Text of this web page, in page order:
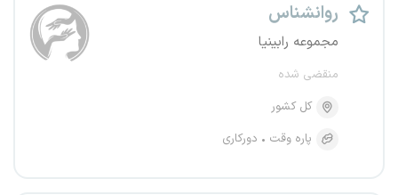
روانشناس
مجموعه رابینیا
منقضی شده
کل کشور
پاره وقت
دورکاری